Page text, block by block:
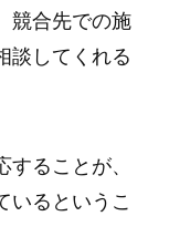
競合先での施
談してくれる
ることが、
いるというこ